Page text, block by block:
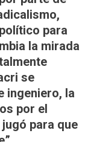
para
la mirada
se
ingeniero, la
por el
para que